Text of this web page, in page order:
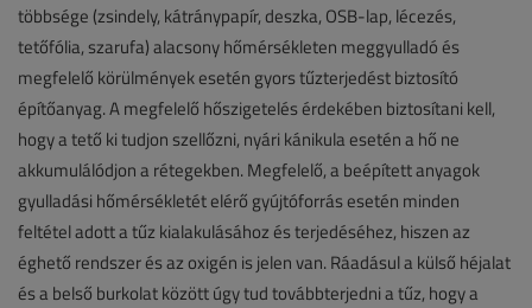
többsége (zsindely, kátránypapír, deszka, OSB-lap, lécezés,
tetőfólia, szarufa) alacsony hőmérsékleten meggyulladó és
megfelelő körülmények esetén gyors tűzterjedést biztosító
építőanyag. A megfelelő hőszigetelés érdekében biztosítani kell,
hogy a tető ki tudjon szellőzni, nyári kánikula esetén a hő ne
akkumulálódjon a rétegekben. Megfelelő, a beépített anyagok
gyulladási hőmérsékletét elérő gyújtóforrás esetén minden
feltétel adott a tűz kialakulásához és terjedéséhez, hiszen az
éghető rendszer és az oxigén is jelen van. Ráadásul a külső héjalat
és a belső burkolat között úgy tud továbbterjedni a tűz, hogy a